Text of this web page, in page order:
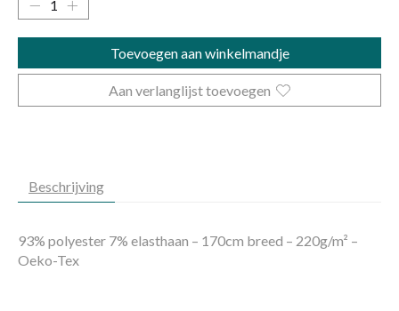
Toevoegen aan winkelmandje
Aan verlanglijst toevoegen
Beschrijving
93% polyester 7% elasthaan – 170cm breed – 220g/m² –
Oeko-Tex